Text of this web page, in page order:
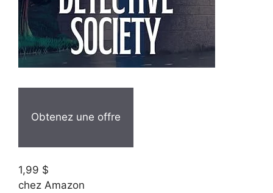
Obtenez une offre
1,99 $
chez Amazon